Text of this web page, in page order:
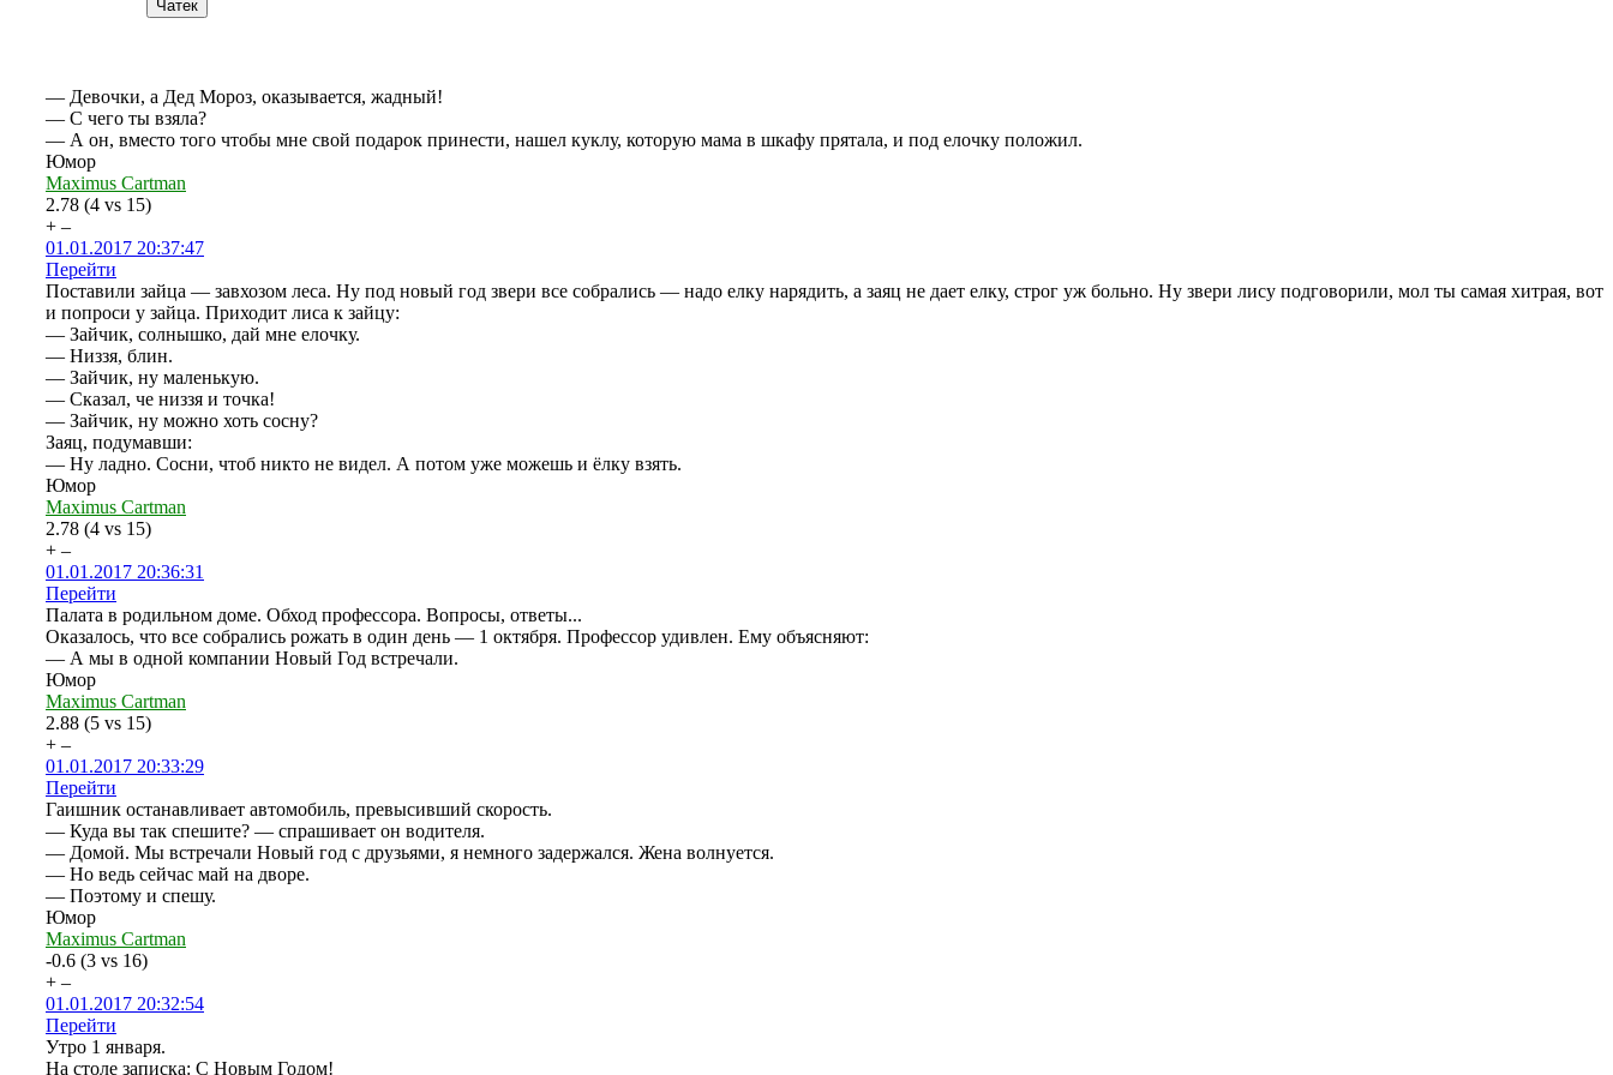
— Девочки, а Дед Мороз, оказывается, жадный!
— С чего ты взяла?
— А он, вместо того чтобы мне свой подарок принести, нашел куклу, которую мама в шкафу прятала, и под елочку положил.
Юмор
Maximus Cartman
2.78 (4 vs 15)
+ –
01.01.2017 20:37:47
Перейти
Поставили зайца — завхозом леса. Ну под новый год звери все собрались — надо елку нарядить, а заяц не дает елку, строг уж больно. Ну звери лису подговорили, мол ты самая хитрая, вот
и попроси у зайца. Приходит лиса к зайцу:
— Зайчик, солнышко, дай мне елочку.
— Низзя, блин.
— Зайчик, ну маленькую.
— Сказал, че низзя и точка!
— Зайчик, ну можно хоть сосну?
Заяц, подумавши:
— Ну ладно. Сосни, чтоб никто не видел. А потом уже можешь и ёлку взять.
Юмор
Maximus Cartman
2.78 (4 vs 15)
+ –
01.01.2017 20:36:31
Перейти
Палата в родильном доме. Обход профессора. Вопросы, ответы...
Оказалось, что все собрались рожать в один день — 1 октября. Профессор удивлен. Ему объясняют:
— А мы в одной компании Новый Год встречали.
Юмор
Maximus Cartman
2.88 (5 vs 15)
+ –
01.01.2017 20:33:29
Перейти
Гаишник останавливает автомобиль, превысивший скорость.
— Куда вы так спешите? — спрашивает он водителя.
— Домой. Мы встречали Новый год с друзьями, я немного задержался. Жена волнуется.
— Но ведь сейчас май на дворе.
— Поэтому и спешу.
Юмор
Maximus Cartman
-0.6 (3 vs 16)
+ –
01.01.2017 20:32:54
Перейти
Утро 1 января.
На столе записка: С Новым Годом!